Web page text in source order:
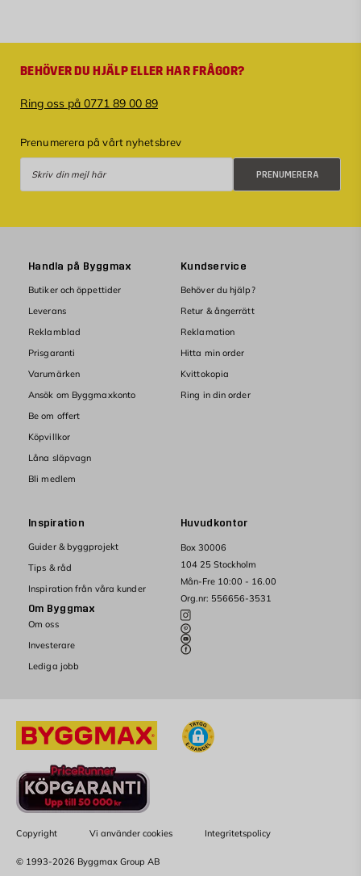
BEHÖVER DU HJÄLP ELLER HAR FRÅGOR?
Ring oss på 0771 89 00 89
Prenumerera på vårt nyhetsbrev
PRENUMERERA
Huvudkontor
Box 30006
104 25 Stockholm
Mån-Fre 10:00 - 16.00
Org.nr: 556656-3531
Handla på Byggmax
Butiker och öppettider
Leverans
Reklamblad
Prisgaranti
Varumärken
Ansök om Byggmaxkonto
Be om offert
Köpvillkor
Låna släpvagn
Bli medlem
Kundservice
Behöver du hjälp?
Retur & ångerrätt
Reklamation
Hitta min order
Kvittokopia
Ring in din order
Inspiration
Guider & byggprojekt
Tips & råd
Inspiration från våra kunder
Om Byggmax
Om oss
Investerare
Lediga jobb
Copyright Vi använder cookies Integritetspolicy
© 1993-2026 Byggmax Group AB